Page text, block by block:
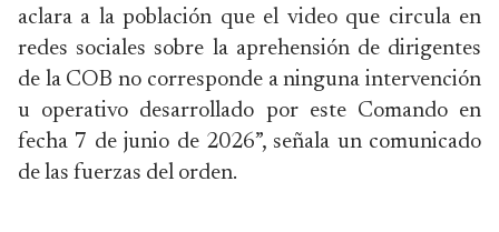
aclara a la población que el video que circula en
redes sociales sobre la aprehensión de dirigentes
de la COB no corresponde a ninguna intervención
u operativo desarrollado por este Comando en
fecha 7 de junio de 2026”, señala un comunicado
de las fuerzas del orden.